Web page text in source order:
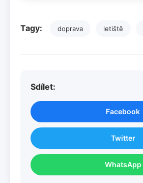
Tagy: doprava letiště
Sdílet:
Facebook
Twitter
WhatsApp